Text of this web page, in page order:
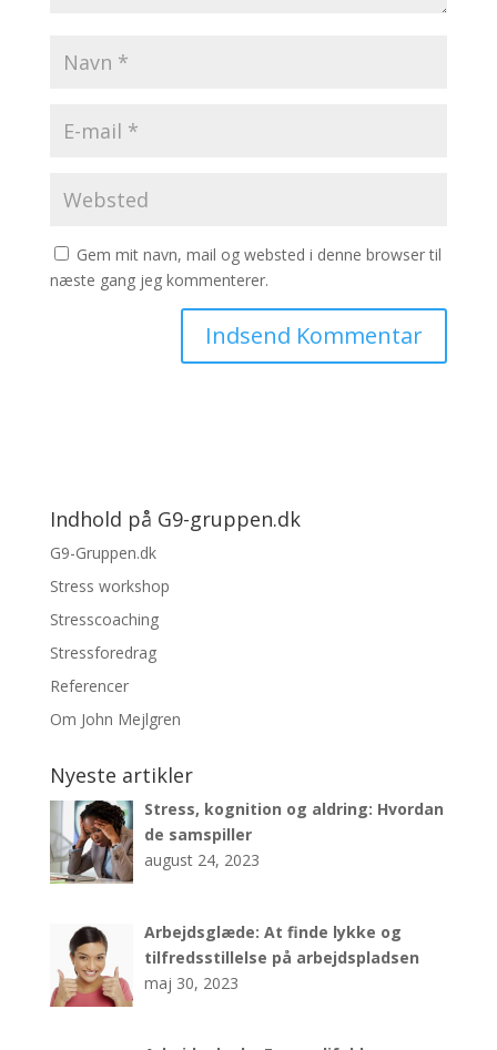
Gem mit navn, mail og websted i denne browser til
næste gang jeg kommenterer.
Indhold på G9-gruppen.dk
G9-Gruppen.dk
Stress workshop
Stresscoaching
Stressforedrag
Referencer
Om John Mejlgren
Nyeste artikler
Stress, kognition og aldring: Hvordan
de samspiller
august 24, 2023
Arbejdsglæde: At finde lykke og
tilfredsstillelse på arbejdspladsen
maj 30, 2023